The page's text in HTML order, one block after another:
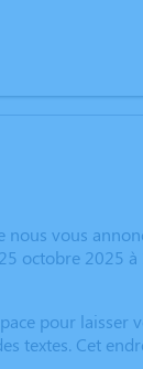
nous vous
octobre 2025
pour laisser
textes. Cet